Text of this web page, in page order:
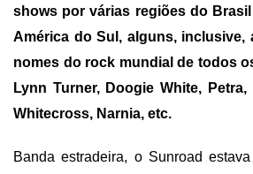
shows por várias regiões do
América do Sul, alguns, inclusive,
nomes do rock mundial de todos
Lynn Turner, Doogie White,
Whitecross, Narnia, etc.
Banda estradeira, o Sunroad